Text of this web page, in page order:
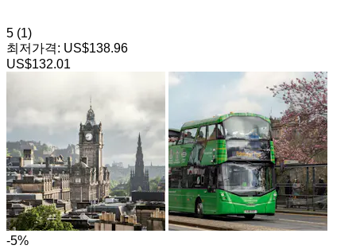
5 (1)
최저가격: US$138.96
US$132.01
-5%